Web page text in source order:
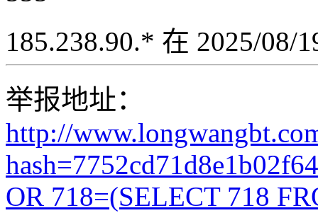
185.238.90.* 在 2025/08/
举报地址：
http://
OR 718=(SELECT 718